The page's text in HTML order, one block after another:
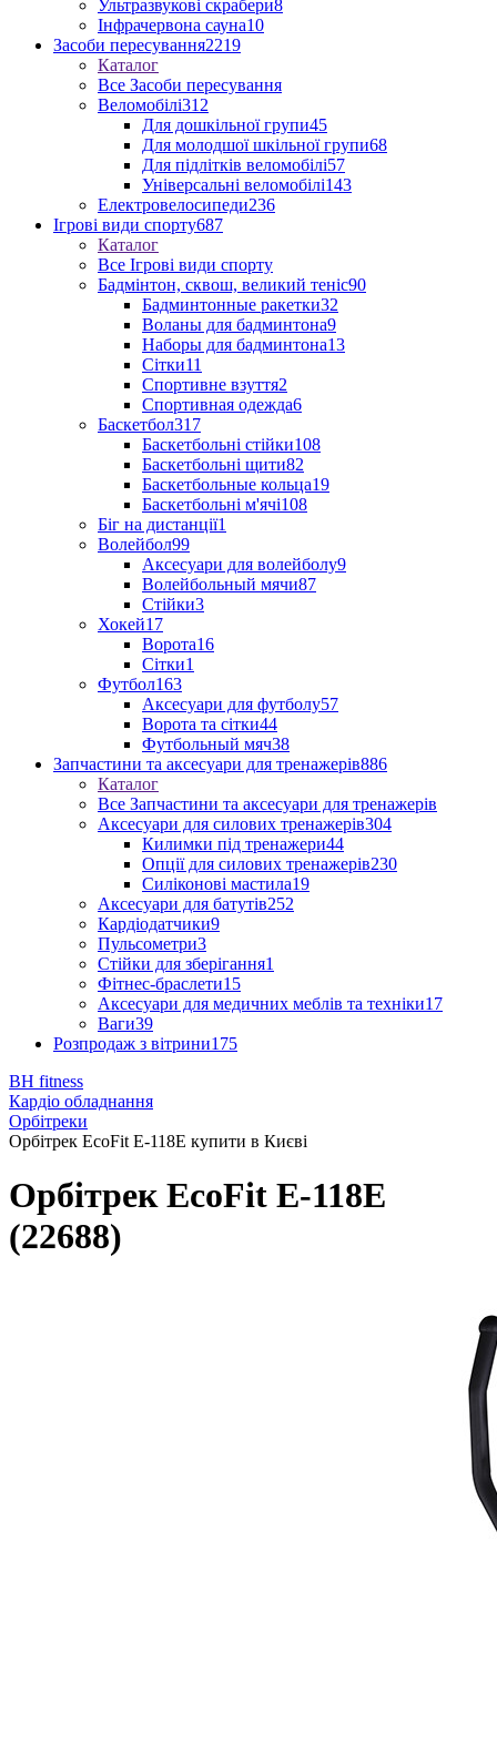
Ультразвукові скрабери8
Інфрачервона сауна10
Засоби пересування2219
Каталог
Все Засоби пересування
Веломобілі312
Для дошкільної групи45
Для молодшої шкільної групи68
Для підлітків веломобілі57
Універсальні веломобілі143
Електровелосипеди236
Ігрові види спорту687
Каталог
Все Ігрові види спорту
Бадмінтон, сквош, великий теніс90
Бадминтонные ракетки32
Воланы для бадминтона9
Наборы для бадминтона13
Сітки11
Спортивне взуття2
Спортивная одежда6
Баскетбол317
Баскетбольні стійки108
Баскетбольні щити82
Баскетбольные кольца19
Баскетбольні м'ячі108
Біг на дистанції1
Волейбол99
Аксесуари для волейболу9
Волейбольный мячи87
Стійки3
Хокей17
Ворота16
Сітки1
Футбол163
Аксесуари для футболу57
Ворота та сітки44
Футбольный мяч38
Запчастини та аксесуари для тренажерів886
Каталог
Все Запчастини та аксесуари для тренажерів
Аксесуари для силових тренажерів304
Килимки під тренажери44
Опції для силових тренажерів230
Силіконові мастила19
Аксесуари для батутів252
Кардіодатчики9
Пульсометри3
Стійки для зберігання1
Фітнес-браслети15
Аксесуари для медичних меблів та техніки17
Ваги39
Розпродаж з вітрини175
BH fitness
Кардіо обладнання
Орбітреки
Орбітрек EcoFit E-118E купити в Києві
Орбітрек EcoFit E-118E
(22688)